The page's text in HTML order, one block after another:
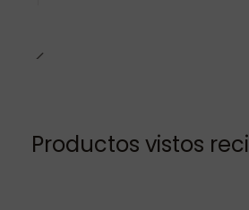
Productos vistos